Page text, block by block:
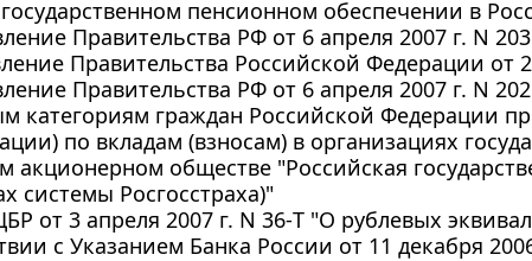
пенсионном обеспечении в
Правительства РФ от 6 апреля 2007 г. N
Правительства Российской Федерации от
Правительства РФ от 6 апреля 2007 г. N
категориям граждан Российской Федерации
по вкладам (взносам) в организациях
акционерном обществе "Российская
системы Росгосстраха)"
от 3 апреля 2007 г. N 36-Т "О рублевых
с Указанием Банка России от 11 декабря